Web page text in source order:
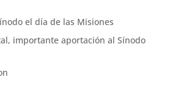
el día de las Misiones
importante aportación al Sínodo